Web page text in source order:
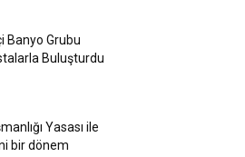
Banyo Grubu
Buluşturdu
Yasası ile
bir dönem